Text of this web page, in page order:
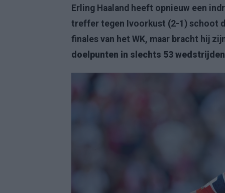
Erling Haaland heeft opnieuw een
treffer tegen Ivoorkust (2-1) schoot
finales van het WK, maar bracht hij
doelpunten in slechts 53 wedstrijden